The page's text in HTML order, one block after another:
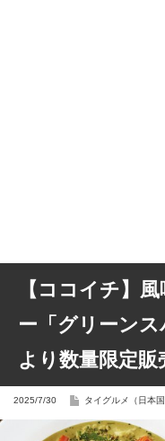
【ココイチ】
ー「グリーン
より数量限定販
2025/7/30 タイグルメ（日本国